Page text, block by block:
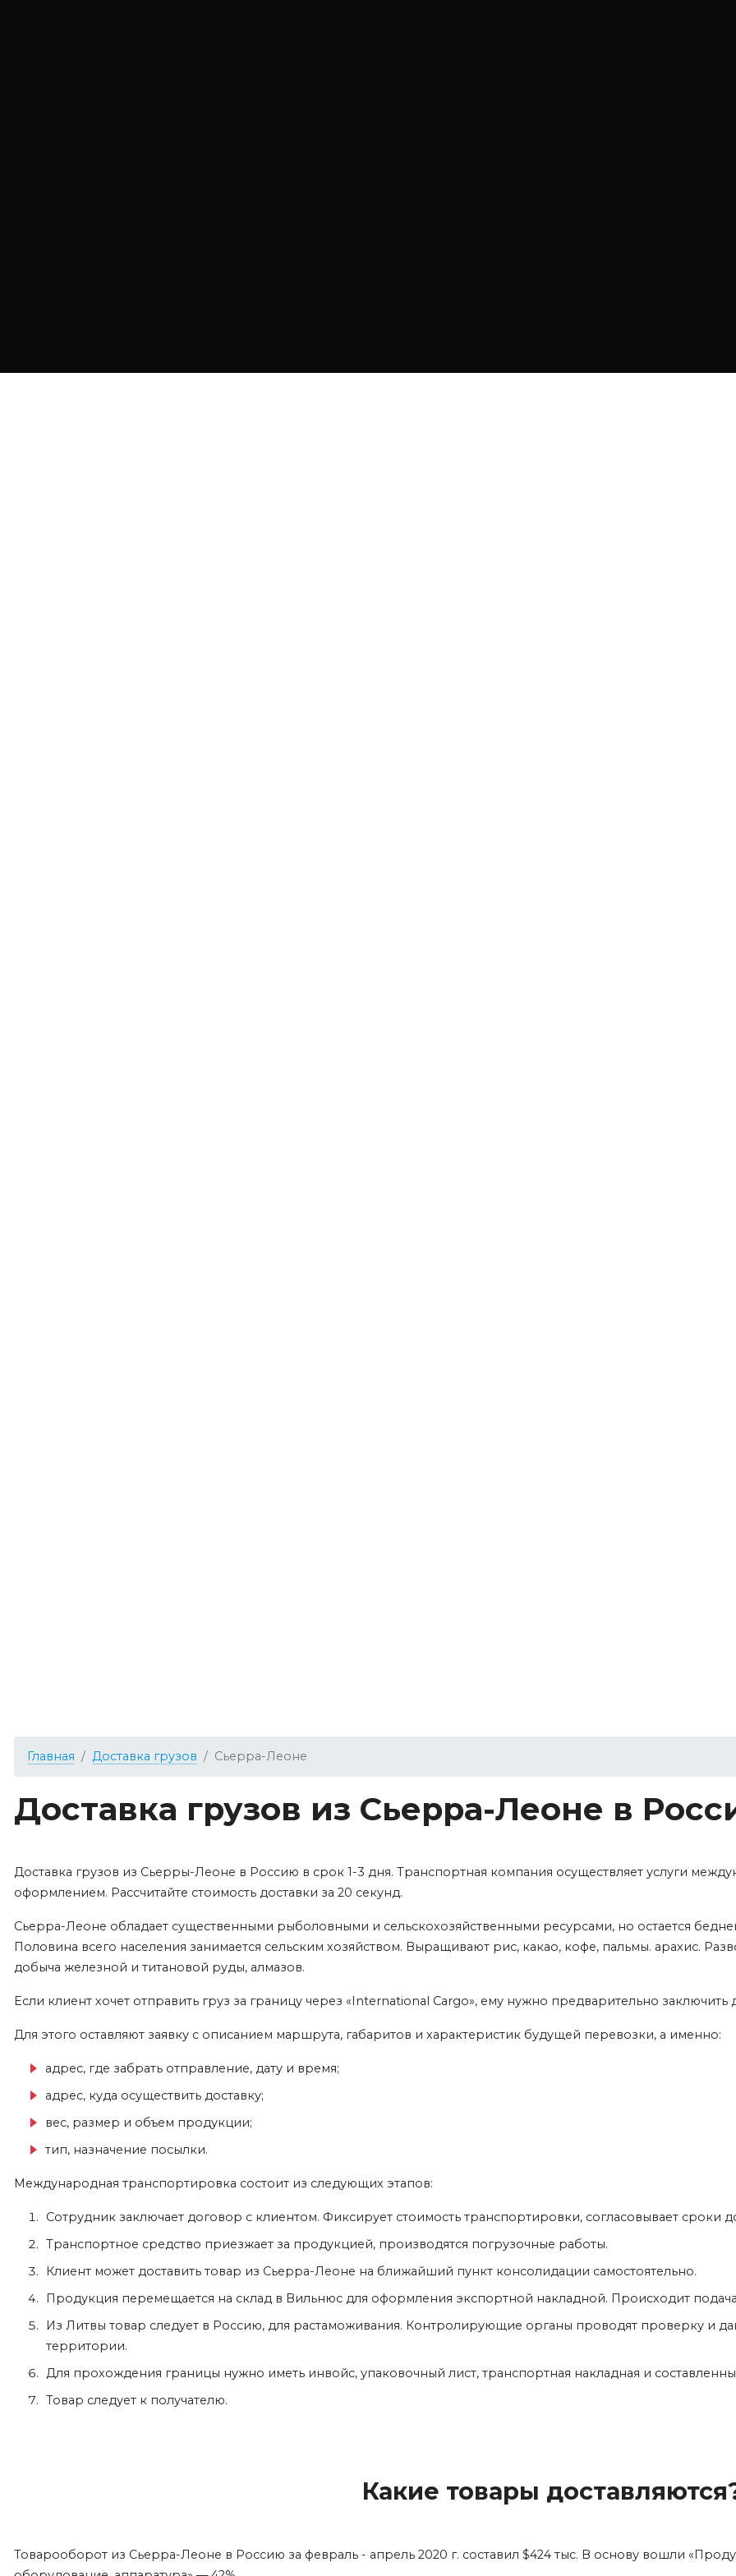
Главная Доставка грузов Сьерра-Леоне
Доставка грузов из Сьерра-Леоне в
Доставка грузов из Сьерры-Леоне в Россию в срок 1-3 дня. Транспортная компания осуществляет услуги
оформлением. Рассчитайте стоимость доставки за 20 секунд.
Сьерра-Леоне обладает существенными рыболовными и сельскохозяйственными ресурсами, но остается
Половина всего населения занимается сельским хозяйством. Выращивают рис, какао, кофе, пальмы. арахис.
добыча железной и титановой руды, алмазов.
Если клиент хочет отправить груз за границу через «International Cargo», ему нужно предварительно
Для этого оставляют заявку с описанием маршрута, габаритов и характеристик будущей перевозки, а именно:
адрес, где забрать отправление, дату и время;
адрес, куда осуществить доставку;
вес, размер и объем продукции;
тип, назначение посылки.
Международная транспортировка состоит из следующих этапов:
Сотрудник заключает договор с клиентом. Фиксирует стоимость транспортировки, согласовывает сроки
Транспортное средство приезжает за продукцией, производятся погрузочные работы.
Клиент может доставить товар из Сьерра-Леоне на ближайший пункт консолидации самостоятельно.
Продукция перемещается на склад в Вильнюс для оформления экспортной накладной. Происходит
Из Литвы товар следует в Россию, для растаможивания. Контролирующие органы проводят проверку и
территории.
Для прохождения границы нужно иметь инвойс, упаковочный лист, транспортная накладная и
Товар следует к получателю.
Какие товары
Товарооборот из Сьерра-Леоне в Россию за февраль - апрель 2020 г. составил $424 тыс. В основу вошли